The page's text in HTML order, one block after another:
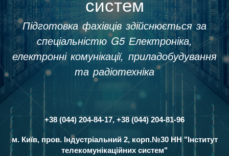
систем
Підготовка фахівців здійснюється за
спеціальністю G5 Електроніка,
електронні комунікації, приладобудування
та радіотехніка
Контакти
+38 (044) 204-84-17, +38 (044) 204-81-96
м. Київ, пров. Індустріальний 2, корп.№30 НН "Інститут
телекомунікаційних систем"